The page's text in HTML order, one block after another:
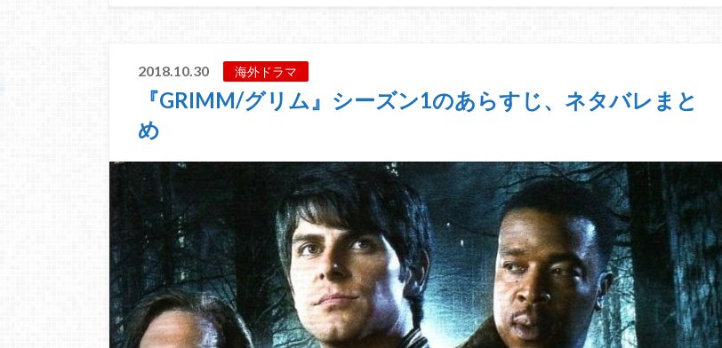
2018.10.30 海外ドラマ
『GRIMM/グリム』シーズン1のあらすじ、ネタバレまと
め